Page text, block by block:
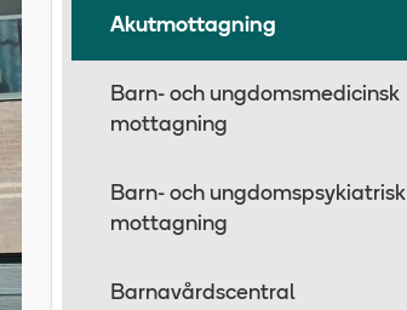
Akutmottagning
Barn- och ungdomsmedicinsk
mottagning
Barn- och ungdomspsykiatrisk
mottagning
Barnavårdscentral